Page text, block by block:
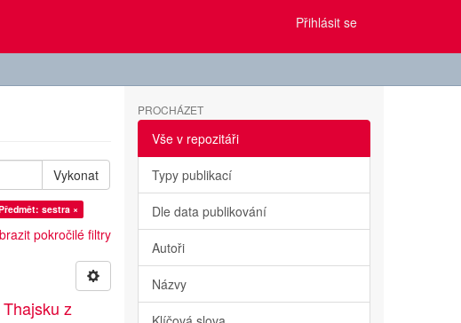
Přihlásit se
Vykonat
sestra ×
pokročilé filtry
z
PROCHÁZET
Vše v repozitáři
Typy publikací
Dle data publikování
Autoři
Názvy